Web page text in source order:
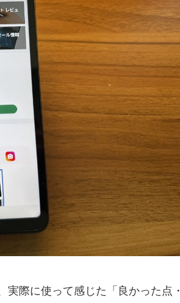
際に使って感じた「良かった点・